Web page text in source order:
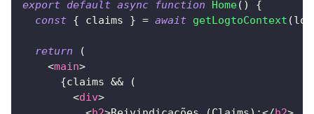
export default async function Home( )
{
const { claims } = await getLogtoContext (
return
(
<main>
{claims &&
(
<div>